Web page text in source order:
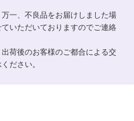
一、不良品をお届けしました場
いただいておりますのでご連絡
荷後のお客様のご都合による交
ださい。